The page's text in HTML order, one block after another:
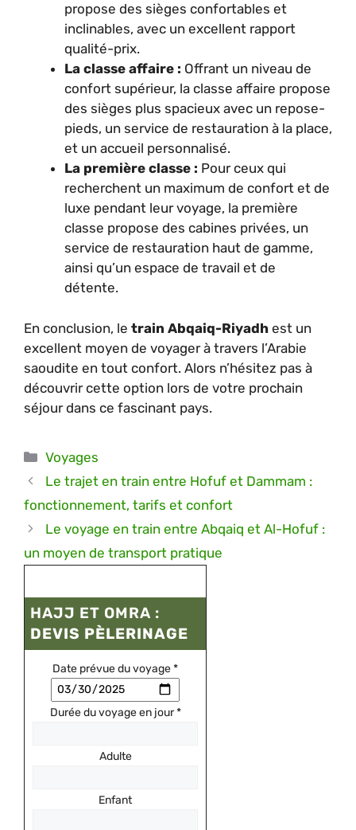
propose des sièges confortables et
inclinables, avec un excellent rapport
qualité-prix.
La classe affaire : Offrant un niveau de
confort supérieur, la classe affaire propose
des sièges plus spacieux avec un repose-
pieds, un service de restauration à la place,
et un accueil personnalisé.
La première classe : Pour ceux qui
recherchent un maximum de confort et de
luxe pendant leur voyage, la première
classe propose des cabines privées, un
service de restauration haut de gamme,
ainsi qu’un espace de travail et de
détente.
En conclusion, le train Abqaiq-Riyadh est un
excellent moyen de voyager à travers l’Arabie
saoudite en tout confort. Alors n’hésitez pas à
découvrir cette option lors de votre prochain
séjour dans ce fascinant pays.
Catégories
Voyages
Le trajet en train entre Hofuf et Dammam :
fonctionnement, tarifs et confort
Le voyage en train entre Abqaiq et Al-Hofuf :
un moyen de transport pratique
HAJJ ET OMRA :
DEVIS PÈLERINAGE
Date prévue du voyage*
Durée du voyage en jour*
Adulte
Enfant